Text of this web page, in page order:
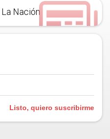
Nación
Listo, quiero suscribirme